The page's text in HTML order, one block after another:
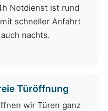
Notdienst ist rund
schneller Anfahrt
nachts.
Türöffnung
wir Türen ganz